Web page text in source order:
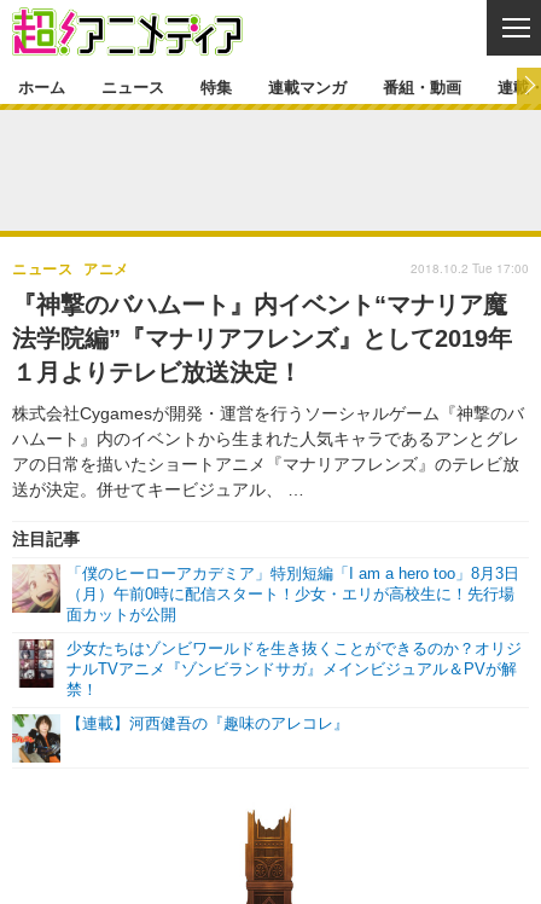
ゲーム・アプリ マンガ
グッズ イベント
声優
舞台 新帝スタ
特集一覧 カバー
ラキりす
連載マンガ
連載マンガ一覧
番組・動画
番組・動画一覧 ラジオ
動画
連載・ブログ
連載・ブログ一覧
編集部ブログ・お知らせ
ホーム ニュース 特集 連載マンガ 番組・動画 連載
『神撃のバハムート』内イベント“マナリア魔
法学院編”『マナリアフレンズ』として2019年
１月よりテレビ放送決定！
株式会社Cygamesが開発・運営を行うソーシャルゲーム『神撃のバ
ハムート』内のイベントから生まれた人気キャラであるアンとグレ
アの日常を描いたショートアニメ『マナリアフレンズ』のテレビ放
送が決定。併せてキービジュアル、 …
ニュース アニメ
注目記事
「僕のヒーローアカデミア」特別短編「I am a hero too」8月3日
（月）午前0時に配信スタート！少女・エリが高校生に！先行場
面カットが公開
少女たちはゾンビワールドを生き抜くことができるのか？オリジ
ナルTVアニメ『ゾンビランドサガ』メインビジュアル＆PVが解
禁！
【連載】河西健吾の『趣味のアレコレ』
2018.10.2 Tue 17:00